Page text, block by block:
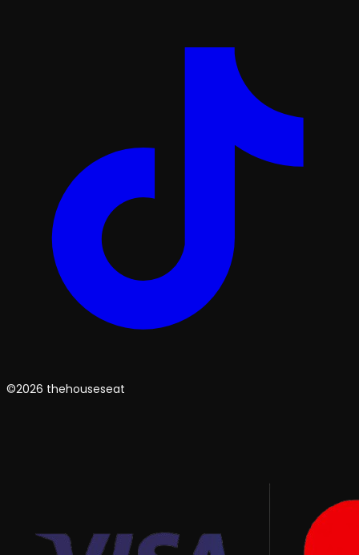
©2026 thehouseseat